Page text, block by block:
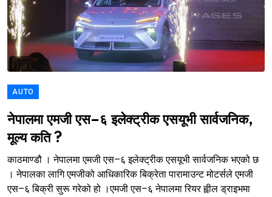
AUTO
नेपालमा एमजी एस–६ इलेक्ट्रीक एसयूभी सार्वजनिक,
मूल्य कति ?
काठमाण्डौ । नेपालमा एमजी एस–६ इलेक्ट्रीक एसयूभी सार्वजनिक भएको छ
। नेपालका लागि एमजीको आधिकारिक बिक्रेता पारामाउन्ट मोटर्सले एमजी
एस–६ बिक्री सुरू गरेको हो ।एमजी एस–६ नेपालमा रियर ह्वील ड्राइभमा